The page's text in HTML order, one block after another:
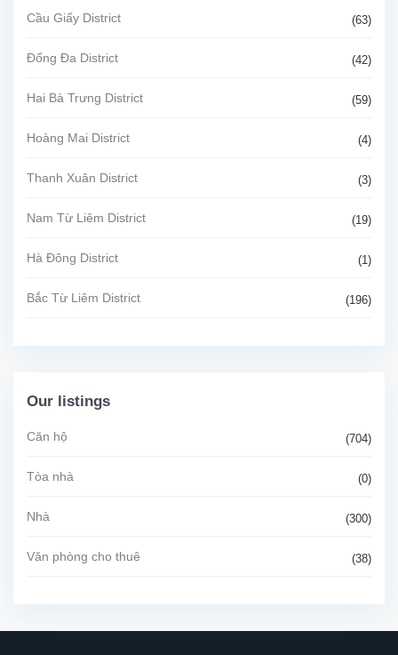
Cầu Giấy District (63)
Đống Đa District (42)
Hai Bà Trưng District (59)
Hoàng Mai District (4)
Thanh Xuân District (3)
Nam Từ Liêm District (19)
Hà Đông District (1)
Bắc Từ Liêm District (196)
Our listings
Căn hộ (704)
Tòa nhà (0)
Nhà (300)
Văn phòng cho thuê (38)